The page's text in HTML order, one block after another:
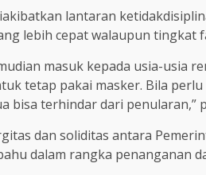
lantaran
lebih cepat walaupun tingkat
masuk kepada usia-usia
tetap pakai masker. Bila
bisa terhindar dari penularan,”
dan soliditas antara
dalam rangka penanganan